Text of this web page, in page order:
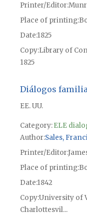
Printer/Editor
Place of printing
Date1825
CopyLibrary of
1825
Diálogos
EE. UU.
Category:ELE
Author Sales,
Printer/Editor
Place of printing
Date1842
CopyUniversity of
Charlottesvil...